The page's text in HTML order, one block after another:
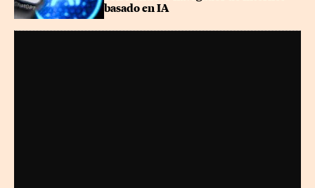
basado en IA